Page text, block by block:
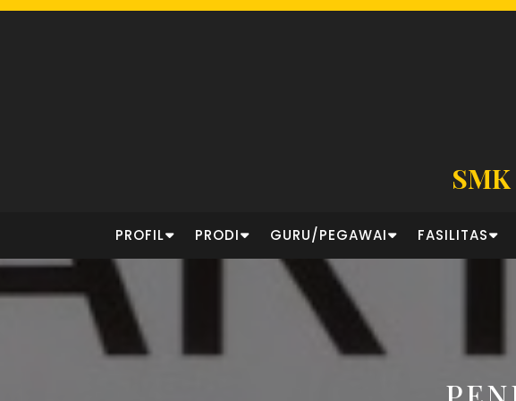
Skip
PROFIL PRODI GURU/PEGAWAI FASILITAS